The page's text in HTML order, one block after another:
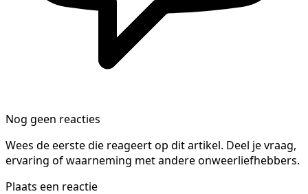
Nog geen reacties
Wees de eerste die reageert op dit artikel. Deel je vraag,
ervaring of waarneming met andere onweerliefhebbers.
Plaats een reactie